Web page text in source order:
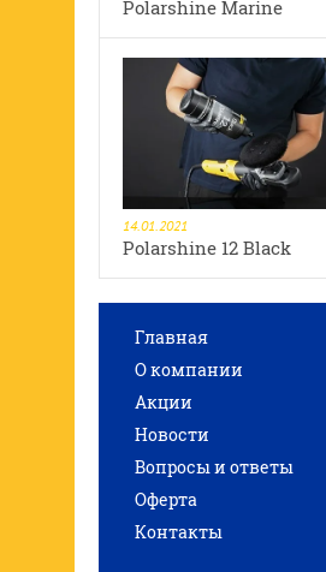
Polarshine Marine
14.01.2021
Polarshine 12 Black
Главная
О компании
Акции
Новости
Вопросы и ответы
Оферта
Контакты